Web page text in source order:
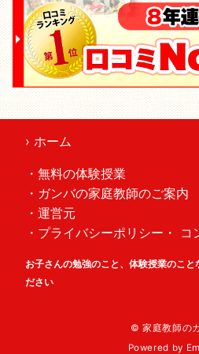
› ホーム
・無料の体験授業
・ガンバの家庭教師のご案内
・運営元
・プライバシーポリシー・
お子さんの勉強のこと、体験授業のこと
ださい
© 家庭教師の
Powered by